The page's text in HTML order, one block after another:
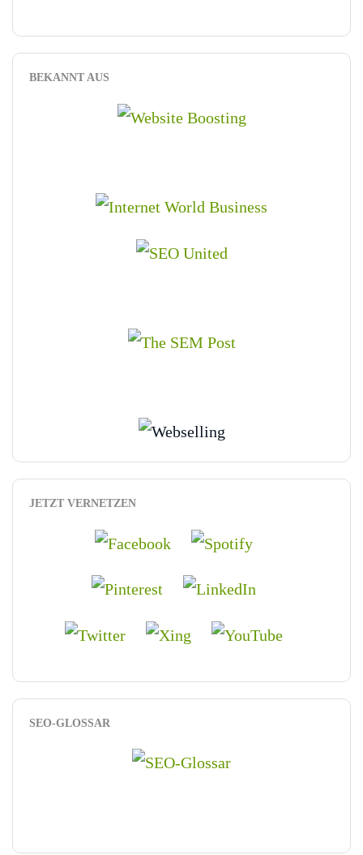
BEKANNT AUS
JETZT VERNETZEN
SEO-GLOSSAR